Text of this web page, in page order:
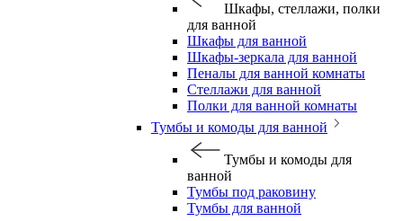
Шкафы, стеллажи, полки
для ванной
Шкафы для ванной
Шкафы-зеркала для ванной
Пеналы для ванной комнаты
Стеллажи для ванной
Полки для ванной комнаты
Тумбы и комоды для ванной
Тумбы и комоды для
ванной
Тумбы под раковину
Тумбы для ванной